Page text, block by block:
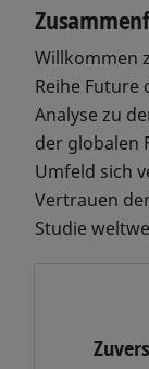
Willkommen
Reihe Future
Analyse zu
der globalen
Umfeld sich
Vertrauen
Studie